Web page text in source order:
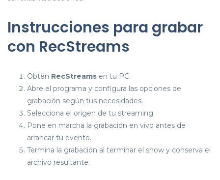
Instrucciones para grabar
con RecStreams
Obtén RecStreams en tu PC.
Abre el programa y configura las opciones de
grabación según tus necesidades.
Selecciona el origen de tu streaming.
Pone en marcha la grabación en vivo antes de
arrancar tu evento.
Termina la grabación al terminar el show y conserva el
archivo resultante.